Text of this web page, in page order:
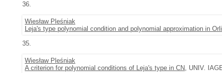
36.
Wiesław Pleśniak
Leja's type polynomial condition and polynomial approximation in
35.
Wiesław Pleśniak
A criterion for polynomial conditions of Leja's type in CN, UNIV.